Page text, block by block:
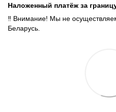
Наложенный платёж за
‼️ Внимание! Мы не
Беларусь.